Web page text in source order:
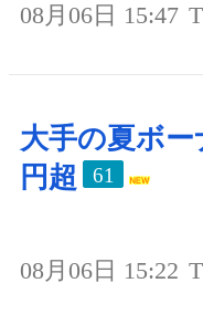
08月06日 15:47
大手の夏ボー
円超
61
08月06日 15:22